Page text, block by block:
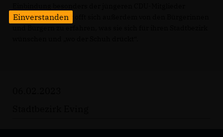
diskutieren. Er erhofft sich außerdem von den Bürgerinnen
Einverstanden